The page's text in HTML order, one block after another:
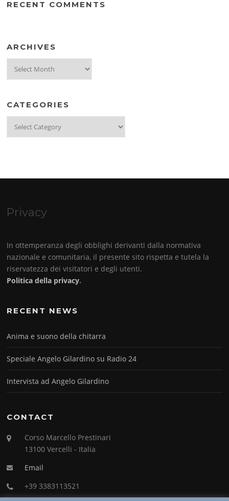
RECENT COMMENTS
ARCHIVES
CATEGORIES
Privacy
In ottemperanza degli obblighi derivanti dalla normativa
nazionale e comunitaria, il presente sito rispetta e tutela la
riservatezza dei visitatori e degli utenti.
Politica della privacy.
RECENT NEWS
Anima e suono della chitarra
Speciale Angelo Gilardino su Radio 24
Intervista ad Angelo Gilardino
CONTACT
Corso Marcello Prestinari
13100 Vercelli - Italia
Email
+39 3383113521